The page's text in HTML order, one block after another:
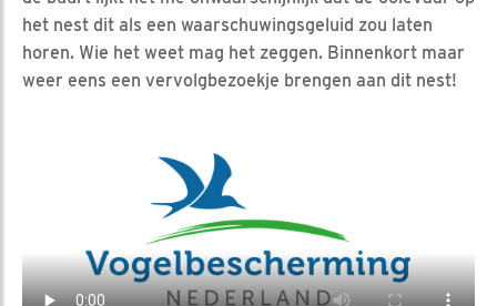
het nest dit als een waarschuwingsgeluid zou laten
horen. Wie het weet mag het zeggen. Binnenkort maar
weer eens een vervolgbezoekje brengen aan dit nest!